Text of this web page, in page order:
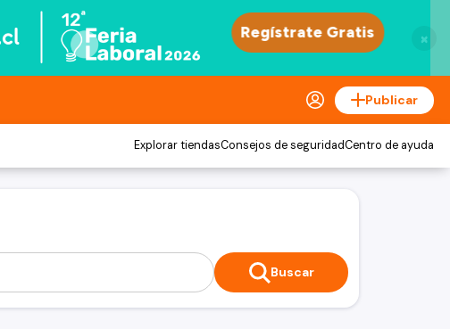
×
Publicar
Explorar tiendasConsejos de seguridadCentro de ayuda
Buscar